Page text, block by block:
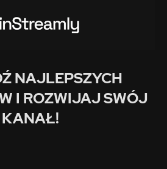
NAJLEPSZYCH
I ROZWIJAJ SWÓJ
KANAŁ!